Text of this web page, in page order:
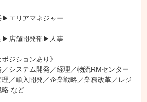
エリアマネジャー
▶︎店舗開発部▶︎人事
ジションあり》
システム開発／経理／物流RMセンター
理／輸入開発／企業戦略／業務改革／レジ
略 など